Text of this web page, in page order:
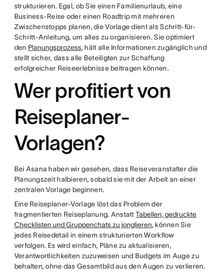
strukturieren. Egal, ob Sie einen Familienurlaub, eine
Business-Reise oder einen Roadtrip mit mehreren
Zwischenstopps planen, die Vorlage dient als Schritt-für-
Schritt-Anleitung, um alles zu organisieren. Sie optimiert
den Planungsprozess, hält alle Informationen zugänglich und
stellt sicher, dass alle Beteiligten zur Schaffung
erfolgreicher Reiseerlebnisse beitragen können.
Wer profitiert von
Reiseplaner-
Vorlagen?
Bei Asana haben wir gesehen, dass Reiseveranstalter die
Planungszeit halbieren, sobald sie mit der Arbeit an einer
zentralen Vorlage beginnen.
Eine Reiseplaner-Vorlage löst das Problem der
fragmentierten Reiseplanung. AnstattTabellen, gedruckte
Checklisten und Gruppenchats zu jonglieren, können Sie
jedes Reisedetail in einem strukturierten Workflow
verfolgen. Es wird einfach, Pläne zu aktualisieren,
Verantwortlichkeiten zuzuweisen und Budgets im Auge zu
behalten, ohne das Gesamtbild aus den Augen zu verlieren.